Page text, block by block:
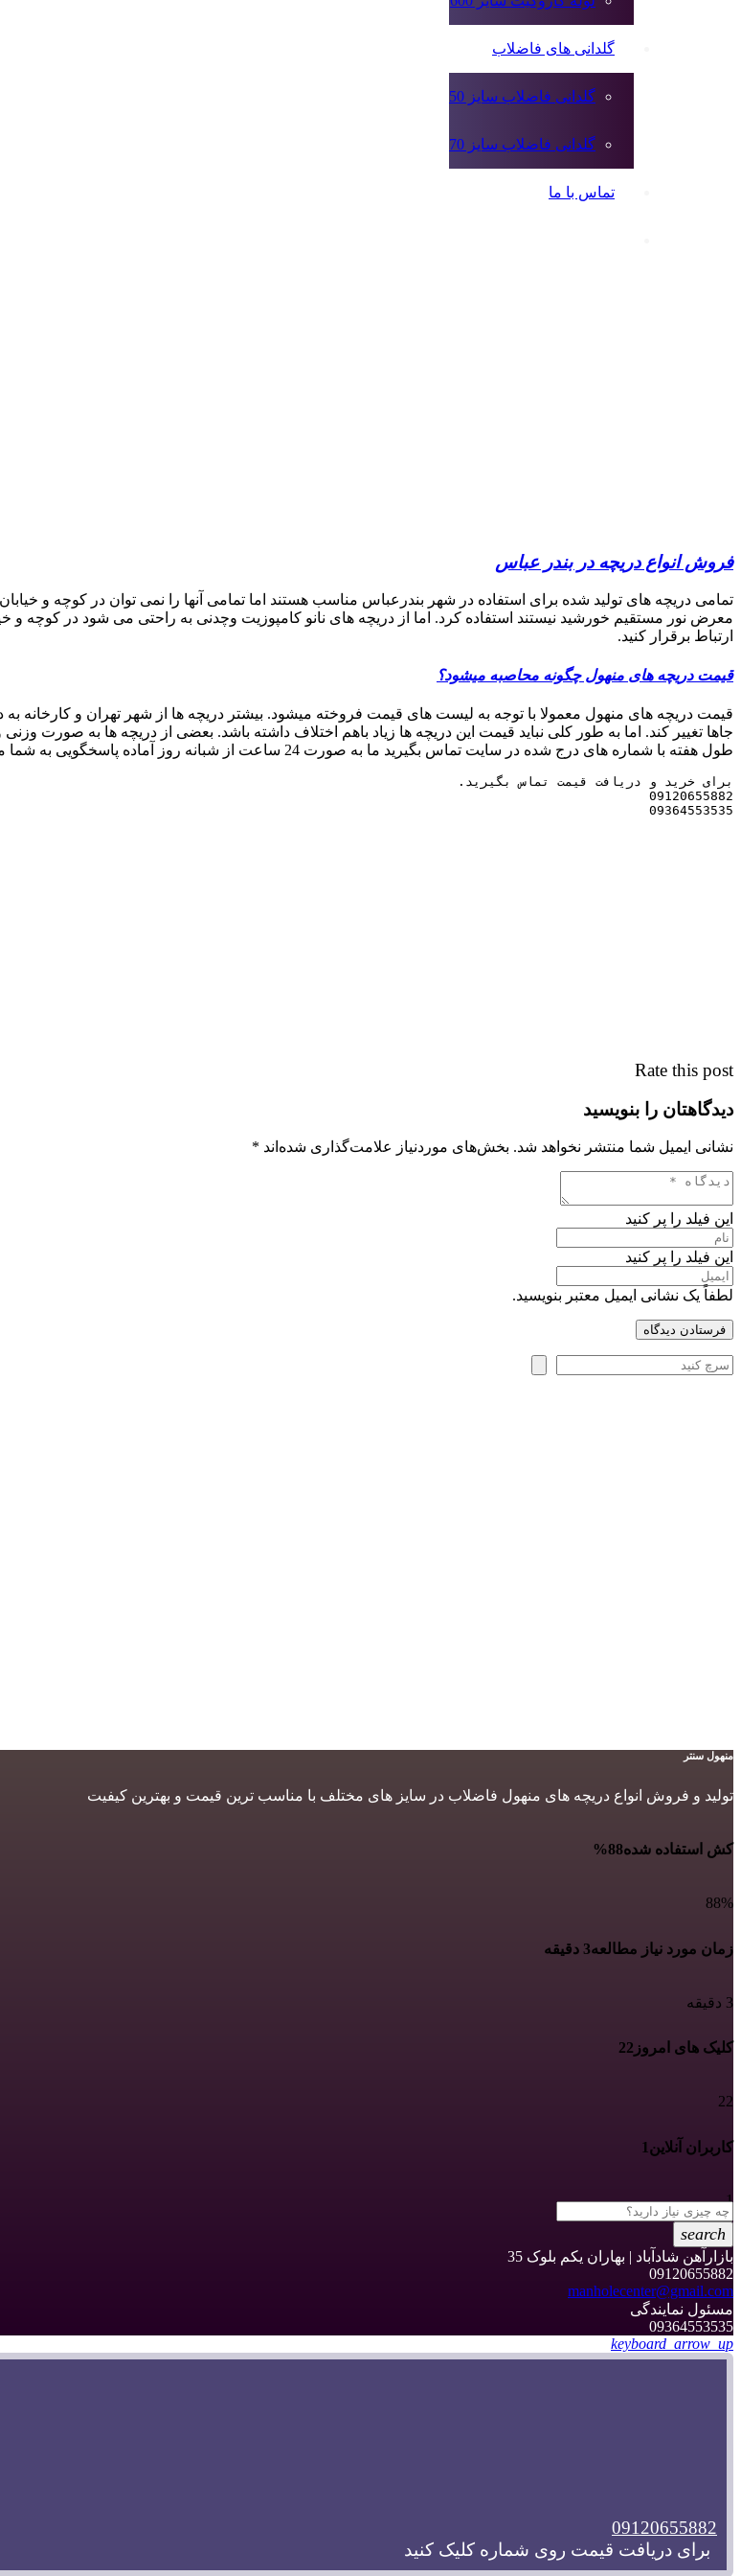
گلدانی های فاضلاب
گلدانی فاضلاب سایز 50
گلدانی فاضلاب سایز 70
تماس با ما
فروش انواع دریچه در بندر عباس
تمامی دریچه های تولید شده برای استفاده در شهر بندرعباس مناسب هستند اما تمامی آنها را نمی توان در کوچه و
معرض نور مستقیم خورشید نیستند استفاده کرد. اما از دریچه های نانو کامپوزیت وچدنی به راحتی می شود در کوچه و
ارتباط برقرار کنید.
قیمت دریچه های منهول چگونه محاصبه میشود؟
قیمت دریچه های منهول معمولا با توجه به لیست های قیمت فروخته میشود. بیشتر دریچه ها از شهر تهران و کارخانه
جاها تغییر کند. اما به طور کلی نباید قیمت این دریچه ها زیاد باهم اختلاف داشته باشد. بعضی از دریچه ها به صورت
طول هفته با شماره های درج شده در سایت تماس بگیرید ما به صورت 24 ساعت از شبانه روز آماده پاسخگویی به شما مشتری های عزیز هستیم.
09364553535
Rate this post
دیدگاهتان را بنویسید
نشانی ایمیل شما منتشر نخواهد شد. بخش‌های موردنیاز علامت‌گذاری شده‌اند *
این فیلد را پر کنید
این فیلد را پر کنید
لطفاً یک نشانی ایمیل معتبر بنویسید.
فرستادن دیدگاه
جستجو
منهول سنتر
تولید و فروش انواع دریچه های منهول فاضلاب در سایز های مختلف با مناسب ترین قیمت و بهترین کیفیت
کش استفاده شده88%
88%
زمان مورد نیاز مطالعه3 دقیقه
3 دقیقه
کلیک های امروز 22
22
کاربران آنلاین 1
1
search
بازارآهن شادآباد | بهاران یکم بلوک 35
09120655882
manholecenter@gmail.com
مسئول نمایندگی
09364553535
keyboard_arrow_up
09120655882
برای دریافت قیمت روی شماره کلیک کنید